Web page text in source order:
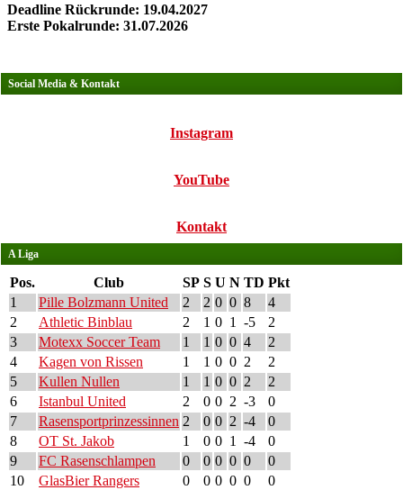
Deadline Rückrunde: 19.04.2027
Erste Pokalrunde: 31.07.2026
Social Media & Kontakt
Instagram
YouTube
Kontakt
A Liga
Pos. Club SP S U N TD Pkt
1
Pille Bolzmann United 2 2 0 0 8
4
2
Athletic Binblau 2 1 0 1 -5
2
3
Motexx Soccer Team 1 1 0 0 4
2
4
Kagen von Rissen 1 1 0 0 2
2
5
Kullen Nullen 1 1 0 0 2
2
6
Istanbul United 2 0 0 2 -3
0
7
Rasensportprinzessinnen 2 0 0 2 -4
0
8
OT St. Jakob 1 0 0 1 -4
0
9
FC Rasenschlampen 0 0 0 0 0
0
10
GlasBier Rangers 0 0 0 0 0
0